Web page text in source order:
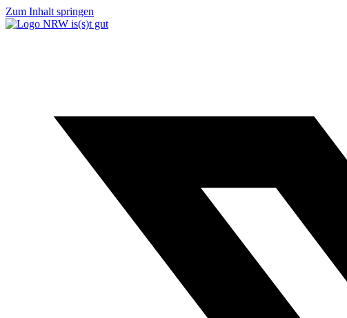
Zum Inhalt springen